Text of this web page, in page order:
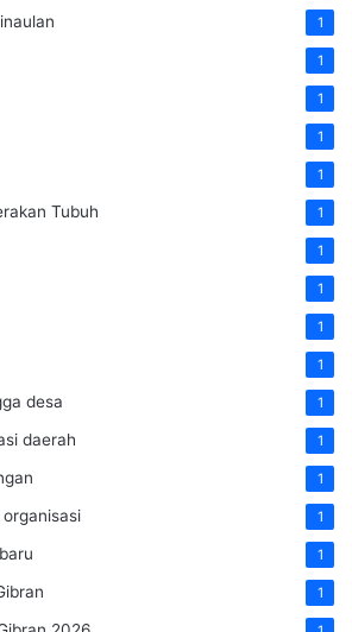
1
1
1
1
1
Tubuh 1
1
1
1
1
desa 1
daerah 1
1
1
1
1